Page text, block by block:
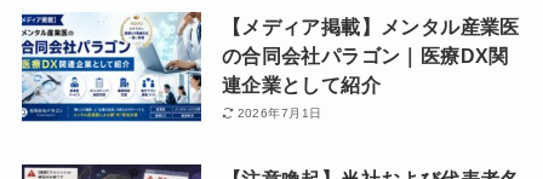
【メディア掲載】メンタル産業医
の合同会社パラゴン｜医療DX関
連企業として紹介
2026年7月1日